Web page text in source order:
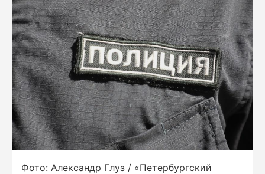
Фото: Александр Глуз / «Петербургский